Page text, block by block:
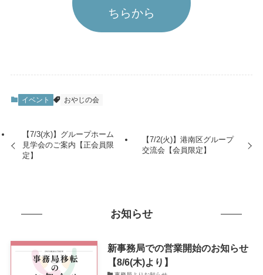
ちらから
イベント おやじの会
【7/3(水)】グループホーム
見学会のご案内【正会員限
定】
【7/2(火)】港南区グループ
交流会【会員限定】
お知らせ
新事務局での営業開始のお知らせ
【8/6(木)より】